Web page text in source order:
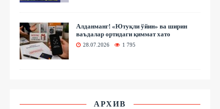
Алданманг! «Ютуқли ўйин» ва ширин
ваъдалар ортидаги қиммат хато
28.07.2026 1 795
АРХИВ